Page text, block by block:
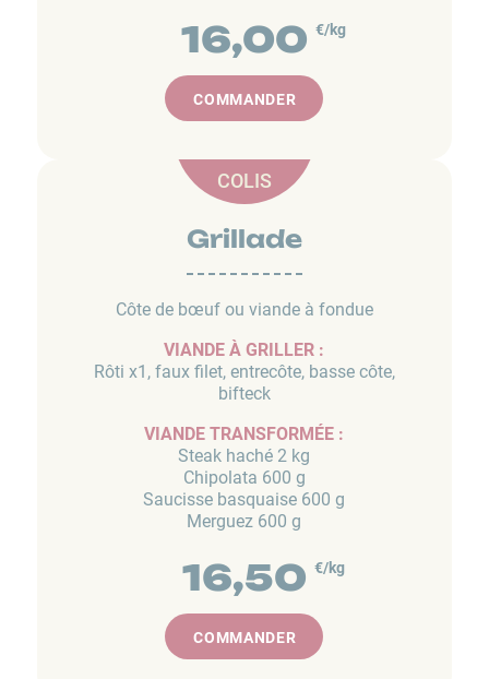
16,00 €/kg
COMMANDER
COLIS
Grillade
Côte de bœuf ou viande à fondue
VIANDE À GRILLER :
Rôti x1, faux filet, entrecôte, basse côte,
bifteck
VIANDE TRANSFORMÉE :
Steak haché 2 kg
Chipolata 600 g
Saucisse basquaise 600 g
Merguez 600 g
16,50 €/kg
COMMANDER